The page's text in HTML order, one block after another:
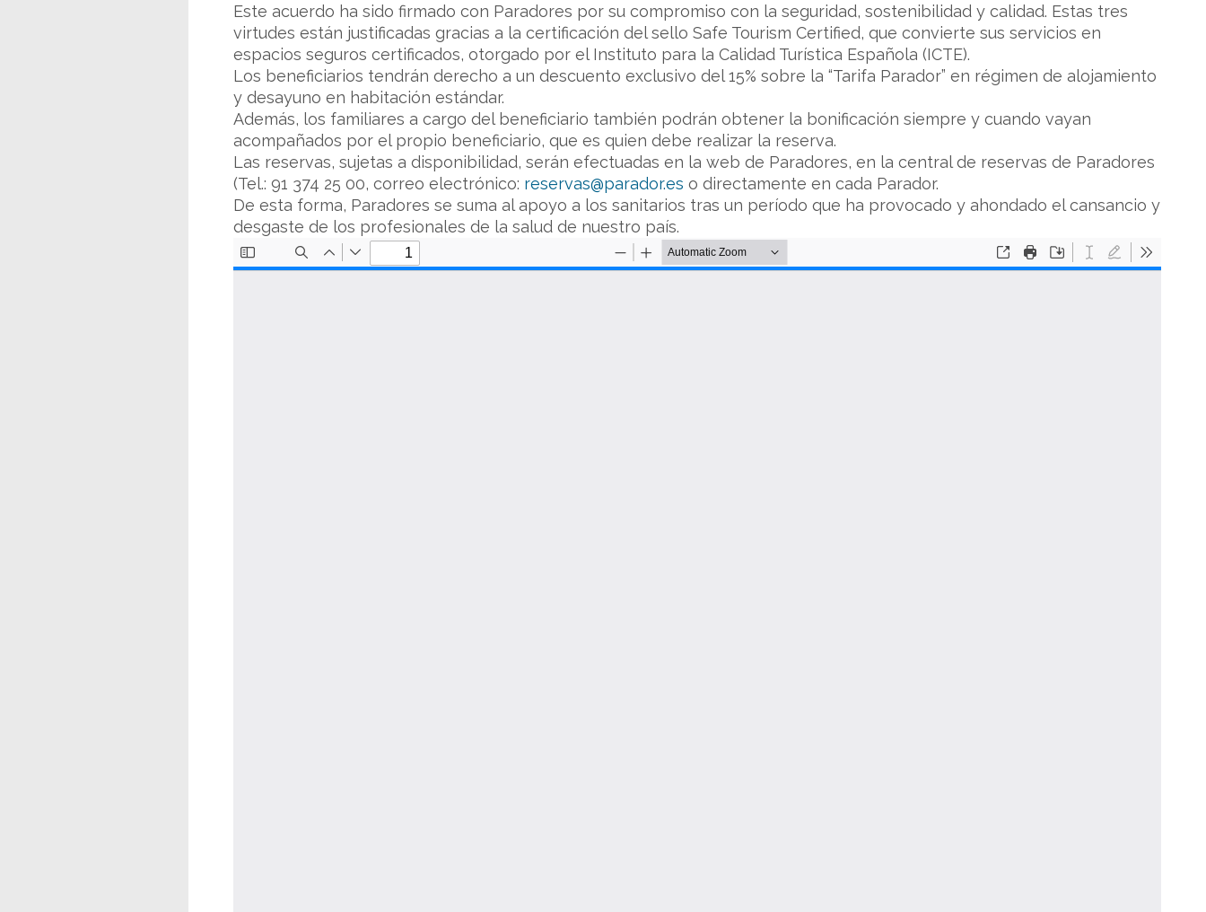
Este acuerdo ha sido firmado con Paradores por su compromiso con la seguridad, sostenibilidad y calidad. Estas tres
virtudes están justificadas gracias a la certificación del sello Safe Tourism Certified, que convierte sus servicios en
espacios seguros certificados, otorgado por el Instituto para la Calidad Turística Española (ICTE).
Los beneficiarios tendrán derecho a un descuento exclusivo del 15% sobre la “Tarifa Parador” en régimen de alojamiento
y desayuno en habitación estándar.
Además, los familiares a cargo del beneficiario también podrán obtener la bonificación siempre y cuando vayan
acompañados por el propio beneficiario, que es quien debe realizar la reserva.
Las reservas, sujetas a disponibilidad, serán efectuadas en la web de Paradores, en la central de reservas de Paradores
(Tel.: 91 374 25 00, correo electrónico: reservas@parador.es o directamente en cada Parador.
De esta forma, Paradores se suma al apoyo a los sanitarios tras un período que ha provocado y ahondado el cansancio y
desgaste de los profesionales de la salud de nuestro país.